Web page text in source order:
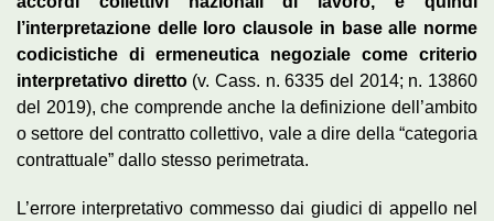
l’interpretazione delle loro clausole in base alle norme
codicistiche di ermeneutica negoziale come criterio
interpretativo diretto(v. Cass. n. 6335 del 2014; n. 13860
del 2019), che comprende anche la definizione dell’ambito
o settore del contratto collettivo, vale a dire della “categoria
contrattuale” dallo stesso perimetrata.
L’errore interpretativo commesso dai giudici di appello nel